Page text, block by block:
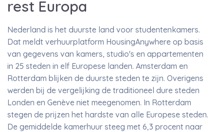
rest Europa
Nederland is het duurste land voor studentenkamers.
Dat meldt verhuurplatform HousingAnywhere op basis
van gegevens van kamers, studio's en appartementen
in 25 steden in elf Europese landen. Amsterdam en
Rotterdam blijken de duurste steden te zijn. Overigens
werden bij de vergelijking de traditioneel dure steden
Londen en Genève niet meegenomen. In Rotterdam
stegen de prijzen het hardste van alle Europese steden.
De gemiddelde kamerhuur steeg met 6,3 procent naar